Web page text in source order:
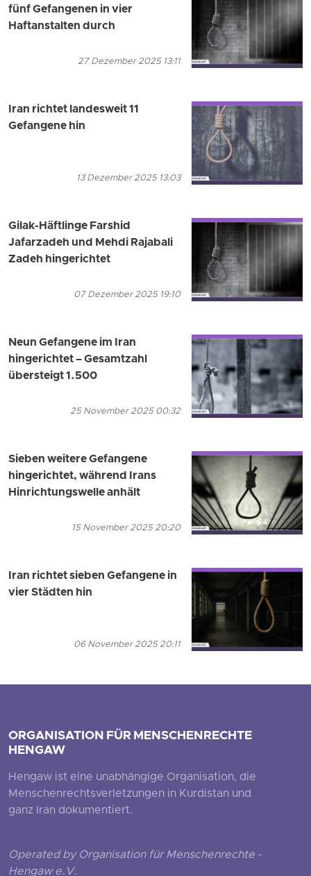
fünf Gefangenen in vier
Haftanstalten durch
27 Dezember 2025 13:11
Iran richtet landesweit 11
Gefangene hin
13 Dezember 2025 13:03
Gilak-Häftlinge Farshid
Jafarzadeh und Mehdi Rajabali
Zadeh hingerichtet
07 Dezember 2025 19:10
Neun Gefangene im Iran
hingerichtet – Gesamtzahl
übersteigt 1.500
25 November 2025 00:32
Sieben weitere Gefangene
hingerichtet, während Irans
Hinrichtungswelle anhält
15 November 2025 20:20
Iran richtet sieben Gefangene in
vier Städten hin
06 November 2025 20:11
ORGANISATION FÜR MENSCHENRECHTE
HENGAW
Hengaw ist eine unabhängige Organisation, die
Menschenrechtsverletzungen in Kurdistan und
ganz Iran dokumentiert.
Operated by Organisation für Menschenrechte -
Hengaw e.V.